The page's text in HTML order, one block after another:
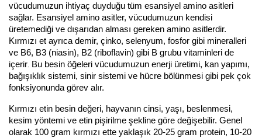
vücudumuzun ihtiyaç duyduğu tüm esansiyel amino asitleri
sağlar. Esansiyel amino asitler, vücudumuzun kendisi
üretemediği ve dışarıdan alması gereken amino asitlerdir.
Kırmızı et ayrıca demir, çinko, selenyum, fosfor gibi mineralleri
ve B6, B3 (niasin), B2 (riboflavin) gibi B grubu vitaminleri de
içerir. Bu besin öğeleri vücudumuzun enerji üretimi, kan yapımı,
bağışıklık sistemi, sinir sistemi ve hücre bölünmesi gibi pek çok
fonksiyonunda görev alır.
Kırmızı etin besin değeri, hayvanın cinsi, yaşı, beslenmesi,
kesim yöntemi ve etin pişirilme şekline göre değişebilir. Genel
olarak 100 gram kırmızı ette yaklaşık 20-25 gram protein, 10-20